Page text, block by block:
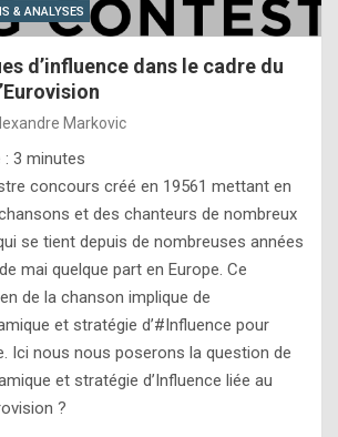
& ANALYSES
d’influence dans le cadre du
Markovic
: 3 minutes
concours créé en 19561 mettant en
et des chanteurs de nombreux
se tient depuis de nombreuses années
mai quelque part en Europe. Ce
de la chanson implique de
et stratégie d’#Influence pour
Ici nous nous poserons la question de
et stratégie d’Influence liée au
?